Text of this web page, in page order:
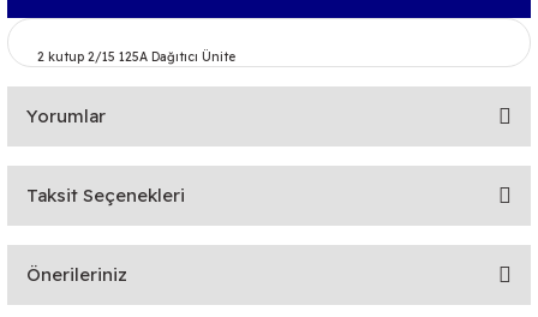
2 kutup 2/15 125A Dağıtıcı Ünite
Yorumlar
Bu ürüne ilk yorumu siz yapın!
Taksit Seçenekleri
Önerileriniz